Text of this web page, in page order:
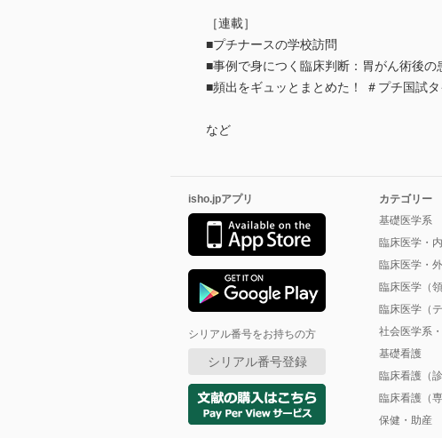
［連載］
■プチナースの学校訪問
■事例で身につく臨床判断：胃がん術後の
■頻出をギュッとまとめた！ ＃プチ国試
など
isho.jpアプリ
シリアル番号をお持ちの方
シリアル番号登録
カテゴリー
基礎医学系
臨床医学・
臨床医学・
臨床医学（領
臨床医学（
社会医学系
基礎看護
臨床看護（
臨床看護（専
保健・助産